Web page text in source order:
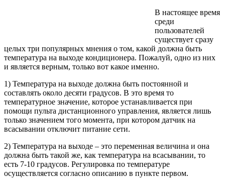
В настоящее время
среди
пользователей
существует сразу
целых три популярных мнения о том, какой должна быть
температура на выходе кондиционера. Пожалуй, одно из них
и является верным, только вот какое именно.
1) Температура на выходе должна быть постоянной и
составлять около десяти градусов. В это время то
температурное значение, которое устанавливается при
помощи пульта дистанционного управления, является лишь
только значением того момента, при котором датчик на
всасывании отключит питание сети.
2) Температура на выходе – это переменная величина и она
должна быть такой же, как температура на всасывании, то
есть 7-10 градусов. Регулировка по температуре
осуществляется согласно описанию в пункте первом.